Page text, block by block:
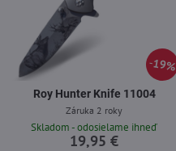
19%
Roy Hunter Knife 11004
Záruka 2 roky
Skladom - odosielame ihneď
19,95 €